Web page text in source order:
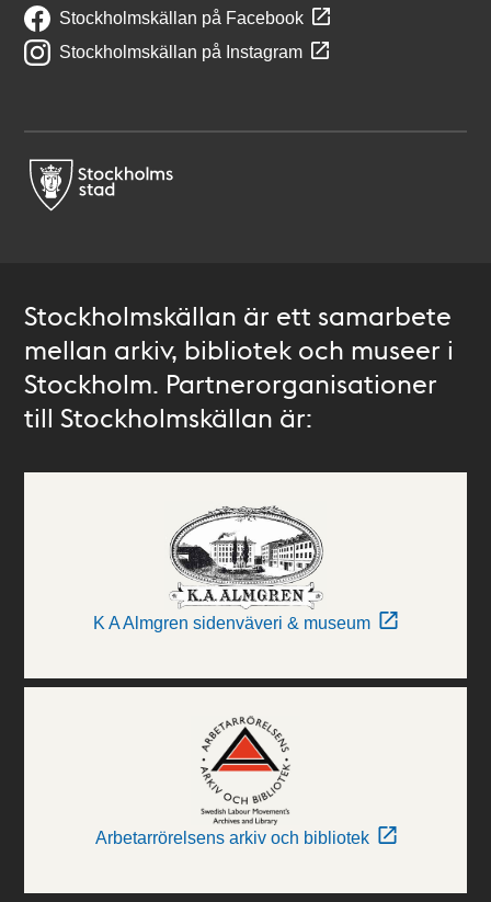
Stockholmskällan på Facebook
Stockholmskällan på Instagram
Stockholmskällan är ett samarbete
mellan arkiv, bibliotek och museer i
Stockholm. Partnerorganisationer
till Stockholmskällan är:
K A Almgren sidenväveri & museum
Arbetarrörelsens arkiv och bibliotek